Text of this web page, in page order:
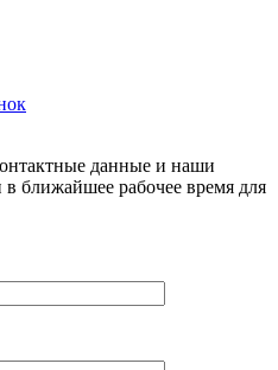
данные и наши
ближайшее рабочее время для